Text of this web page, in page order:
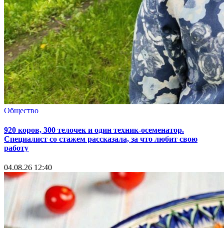
Общество
920 коров, 300 телочек и один техник-осеменатор.
Специалист со стажем рассказала, за что любит свою
работу
04.08.26 12:40